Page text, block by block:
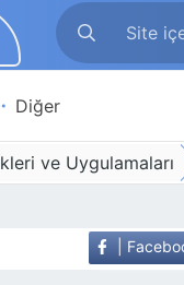
Diğer
ve Uygulamaları
|